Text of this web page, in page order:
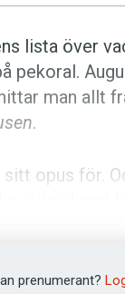
lista över
pekoral.
man allt
.
opus för.
att ha.
prenumerant?